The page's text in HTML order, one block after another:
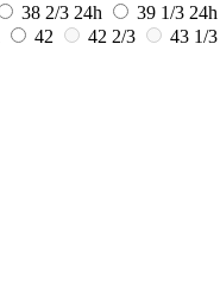
38 2/3 24h 39 1/3 24h
42 42 2/3
43 1/3